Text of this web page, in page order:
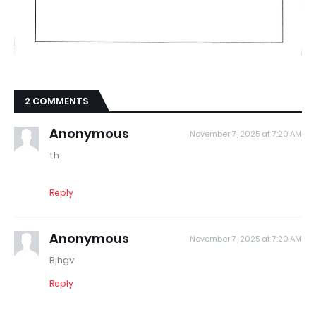
2 COMMENTS
Anonymous November 7, 2025 at 7:20 AM
th
Reply
Anonymous November 7, 2025 at 7:20 AM
Bjhgv
Reply